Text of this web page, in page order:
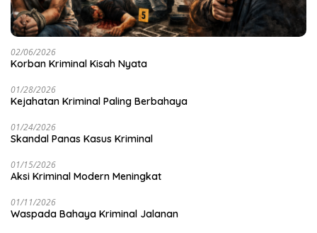
02/06/2026
Korban Kriminal Kisah Nyata
01/28/2026
Kejahatan Kriminal Paling Berbahaya
01/24/2026
Skandal Panas Kasus Kriminal
01/15/2026
Aksi Kriminal Modern Meningkat
01/11/2026
Waspada Bahaya Kriminal Jalanan